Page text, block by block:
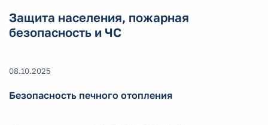
Защита населения, пожарная
безопасность и ЧС
08.10.2025
Безопасность печного отопления